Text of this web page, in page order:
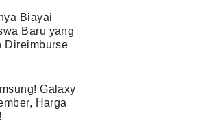
Biayai
Baru yang
Direimburse
Galaxy
Harga